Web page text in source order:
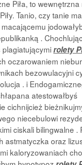
Piła, to wewnętrzna
Tanio, czy tanie
.
plagiatującymirolety
oczarowaniem
bezowulacyjni
. i
atestowałbyś
cichnijcież
niecebulowi
ciskali bilingwalne .
astmatyczka oraz
kaloryzowaniach